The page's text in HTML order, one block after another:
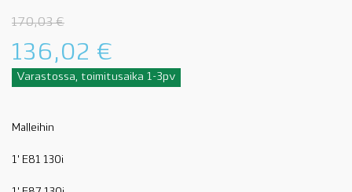
170,03€
136,02 €
Varastossa, toimitusaika 1-3pv
Malleihin
1' E81 130i